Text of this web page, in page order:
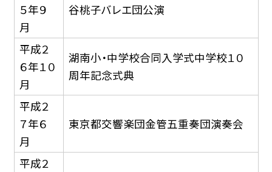
５年９
月
谷桃子バレエ団公演
平成２
６年１０
月
湖南小・中学校合同入学式中学校１０
周年記念式典
平成２
７年６
月
東京都交響楽団金管五重奏団演奏会
平成２